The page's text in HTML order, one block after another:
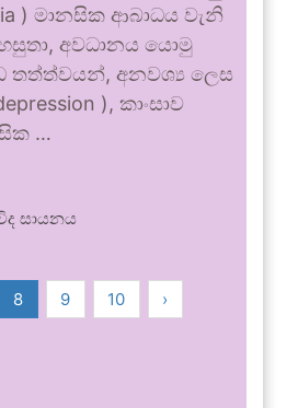
) මානසික ආබාධය වැනි
අවධානය යොමු
තත්ත්වයන්, අනවශ්‍ය ලෙස
), කාංසාව
…
සායනය
8 9 10 ›